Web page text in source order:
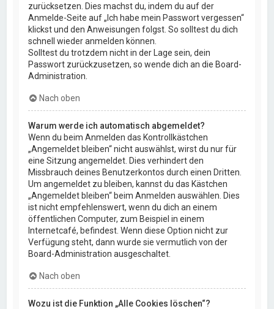
zurücksetzen. Dies machst du, indem du auf der
Anmelde-Seite auf „Ich habe mein Passwort vergessen“
klickst und den Anweisungen folgst. So solltest du dich
schnell wieder anmelden können.
Solltest du trotzdem nicht in der Lage sein, dein
Passwort zurückzusetzen, so wende dich an die Board-
Administration.
Nach oben
Warum werde ich automatisch abgemeldet?
Wenn du beim Anmelden das Kontrollkästchen
„Angemeldet bleiben“ nicht auswählst, wirst du nur für
eine Sitzung angemeldet. Dies verhindert den
Missbrauch deines Benutzerkontos durch einen Dritten.
Um angemeldet zu bleiben, kannst du das Kästchen
„Angemeldet bleiben“ beim Anmelden auswählen. Dies
ist nicht empfehlenswert, wenn du dich an einem
öffentlichen Computer, zum Beispiel in einem
Internetcafé, befindest. Wenn diese Option nicht zur
Verfügung steht, dann wurde sie vermutlich von der
Board-Administration ausgeschaltet.
Nach oben
Wozu ist die Funktion „Alle Cookies löschen“?